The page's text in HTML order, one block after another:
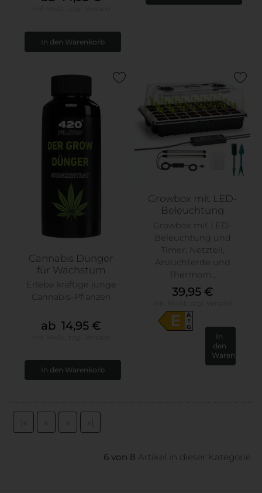
Cannabis Dünger
für Wachstum
Erlebe kräftige junge
Cannabis-Pflanzen
ab 14,95 €
Growbox mit LED-
Beleuchtung
Growbox mit LED-
Beleuchtung und
Timer, Netzteil,
Anzuchterde und
Thermom...
39,95 €
A
G
E
6 von 8 Artikel in dieser Kategorie